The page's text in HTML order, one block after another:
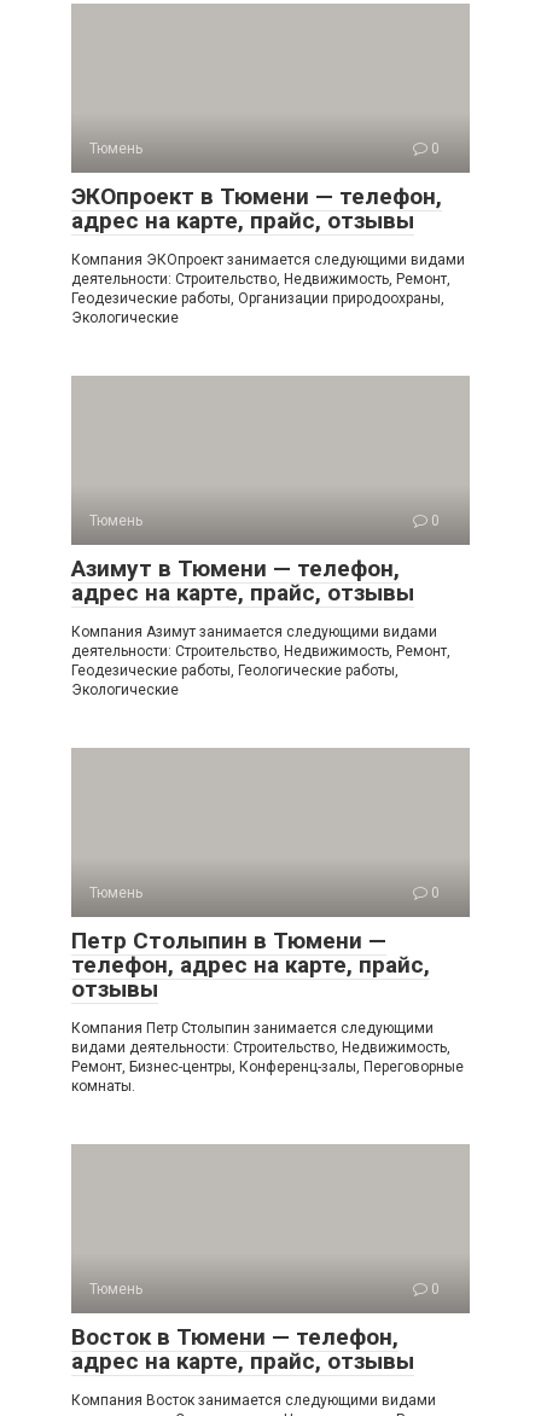
Тюмень 0
ЭКОпроект в Тюмени — телефон,
адрес на карте, прайс, отзывы
Компания ЭКОпроект занимается следующими видами
деятельности: Строительство, Недвижимость, Ремонт,
Геодезические работы, Организации природоохраны,
Экологические
Тюмень 0
Азимут в Тюмени — телефон,
адрес на карте, прайс, отзывы
Компания Азимут занимается следующими видами
деятельности: Строительство, Недвижимость, Ремонт,
Геодезические работы, Геологические работы,
Экологические
Тюмень 0
Петр Столыпин в Тюмени —
телефон, адрес на карте, прайс,
отзывы
Компания Петр Столыпин занимается следующими
видами деятельности: Строительство, Недвижимость,
Ремонт, Бизнес-центры, Конференц-залы, Переговорные
комнаты.
Тюмень 0
Восток в Тюмени — телефон,
адрес на карте, прайс, отзывы
Компания Восток занимается следующими видами